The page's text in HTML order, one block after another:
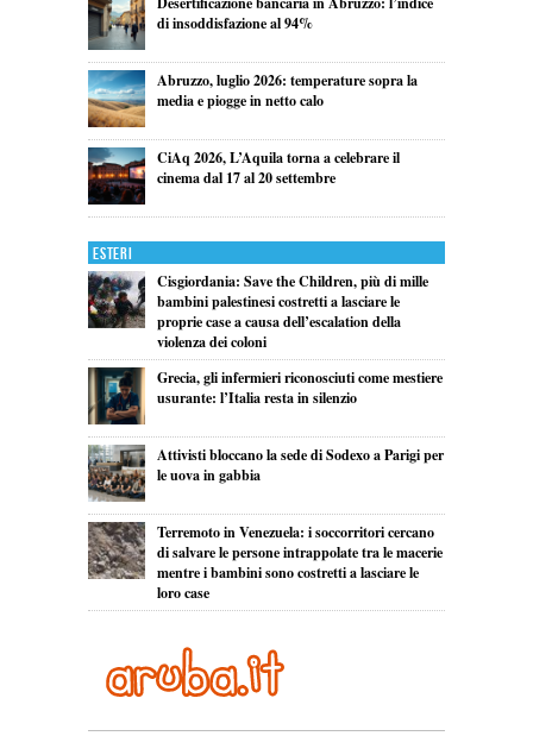
di insoddisfazione al 94%
Abruzzo, luglio 2026: temperature sopra la
media e piogge in netto calo
CiAq 2026, L’Aquila torna a celebrare il
cinema dal 17 al 20 settembre
Esteri
Cisgiordania: Save the Children, più di mille
bambini palestinesi costretti a lasciare le
proprie case a causa dell’escalation della
violenza dei coloni
Grecia, gli infermieri riconosciuti come mestiere
usurante: l’Italia resta in silenzio
Attivisti bloccano la sede di Sodexo a Parigi per
le uova in gabbia
Terremoto in Venezuela: i soccorritori cercano
di salvare le persone intrappolate tra le macerie
mentre i bambini sono costretti a lasciare le
loro case